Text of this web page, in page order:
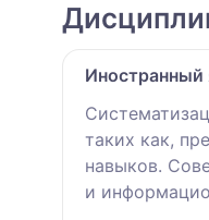
Иностранный
таких как,
навыков.
и